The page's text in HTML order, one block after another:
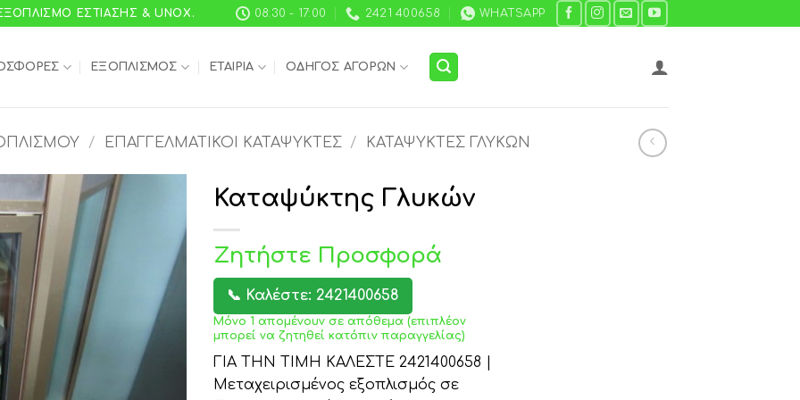
ΕΣΤΊΑΣΗΣ & UNOX. 08:30 - 17:00 2421 400658 WHATSAPP
ΕΞΟΠΛΙΣΜΌΣ ΕΤΑΙΡΊΑ ΟΔΗΓΌΣ ΑΓΟΡΏΝ
/ ΕΠΑΓΓΕΛΜΑΤΙΚΟΊ ΚΑΤΑΨΎΚΤΕΣ / ΚΑΤΑΨΎΚΤΕΣ ΓΛΥΚΏΝ
Καταψύκτης Γλυκών
Ζητήστε Προσφορά
📞 Καλέστε: 2421400658
Μόνο 1 απομένουν σε απόθεμα (επιπλέον
μπορεί να ζητηθεί κατόπιν παραγγελίας)
ΓΙΑ ΤΗΝ ΤΙΜΗ ΚΑΛΕΣΤΕ 2421400658 |
Μεταχειρισμένος εξοπλισμός σε